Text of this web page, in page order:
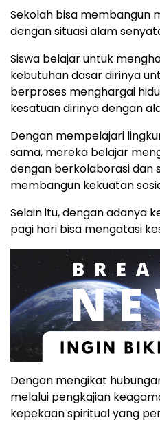
Sekolah bisa membangun
dengan situasi alam
Siswa belajar untuk
kebutuhan dasar dirinya
berproses menghargai
kesatuan dirinya dengan
Dengan mempelajari
sama, mereka belajar
dengan berkolaborasi dan
membangun kekuatan
Selain itu, dengan adanya
pagi hari bisa mengatasi
Dengan mengikat
melalui pengkajian
kepekaan spiritual yang